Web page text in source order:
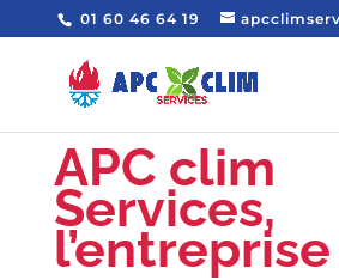
01 60 46 64 19
APC clim
Services,
l’entreprise